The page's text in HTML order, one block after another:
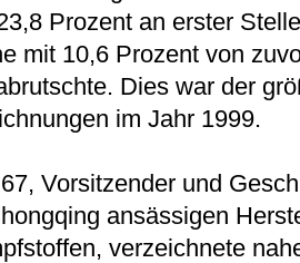
Prozent an erster
mit 10,6 Prozent von
Dies war der
im Jahr 1999.
Vorsitzender und
ansässigen
verzeichnete